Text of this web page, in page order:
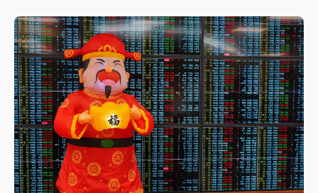
獨家｜ 和欣客運總裁逝世！少東涉洗錢遭收押 戴手銬
腳鐐提前奔靈堂畫面曝
處置制度大變革！ 證交所今起縮短股票「關禁閉」天
數與撮合時間
才續任就飛美國大學面試 清大校長高為元致歉：機會
到來時引起我的好奇
白海豚颱風解除海警 西南風來了！4縣市大雨特報、各